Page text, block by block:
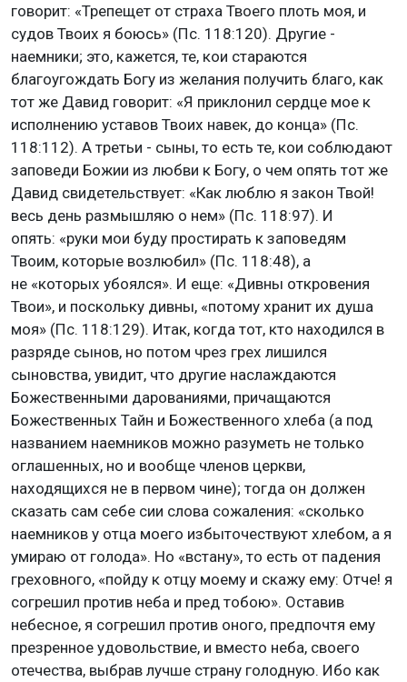
говорит: «Трепещет от страха Твоего плоть моя, и
судов Твоих я боюсь» (Пс. 118:120). Другие -
наемники; это, кажется, те, кои стараются
благоугождать Богу из желания получить благо, как
тот же Давид говорит: «Я приклонил сердце мое к
исполнению уставов Твоих навек, до конца» (Пс.
118:112). А третьи - сыны, то есть те, кои соблюдают
заповеди Божии из любви к Богу, о чем опять тот же
Давид свидетельствует: «Как люблю я закон Твой!
весь день размышляю о нем» (Пс. 118:97). И
опять: «руки мои буду простирать к заповедям
Твоим, которые возлюбил» (Пс. 118:48), а
не «которых убоялся». И еще: «Дивны откровения
Твои», и поскольку дивны, «потому хранит их душа
моя» (Пс. 118:129). Итак, когда тот, кто находился в
разряде сынов, но потом чрез грех лишился
сыновства, увидит, что другие наслаждаются
Божественными дарованиями, причащаются
Божественных Тайн и Божественного хлеба (а под
названием наемников можно разуметь не только
оглашенных, но и вообще членов церкви,
находящихся не в первом чине); тогда он должен
сказать сам себе сии слова сожаления: «сколько
наемников у отца моего избыточествуют хлебом, а я
умираю от голода». Но «встану», то есть от падения
греховного, «пойду к отцу моему и скажу ему: Отче! я
согрешил против неба и пред тобою». Оставив
небесное, я согрешил против оного, предпочтя ему
презренное удовольствие, и вместо неба, своего
отечества, выбрав лучше страну голодную. Ибо как